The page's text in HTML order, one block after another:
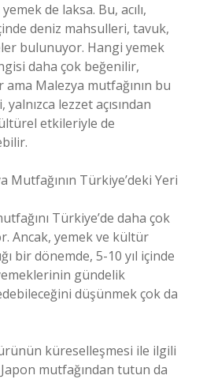
de laksa. Bu, acılı,
deniz mahsulleri, tavuk,
bulunuyor. Hangi yemek
daha çok beğenilir,
ama Malezya mutfağının bu
lezzet açısından
etkileriyle de
Mutfağının Türkiye’deki Yeri
Türkiye’de daha çok
Ancak, yemek ve kültür
bir dönemde, 5-10 yıl içinde
gündelik
düşünmek çok da
küreselleşmesi ile ilgili
mutfağından tutun da